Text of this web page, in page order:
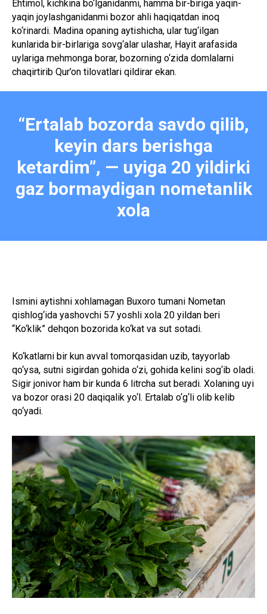
Ehtimol, kichkina bo‘lganidanmi, hamma bir-biriga yaqin-
yaqin joylashganidanmi bozor ahli haqiqatdan inoq
ko‘rinardi. Madina opaning aytishicha, ular tug‘ilgan
kunlarida bir-birlariga sovg‘alar ulashar, Hayit arafasida
uylariga mehmonga borar, bozorning o‘zida domlalarni
chaqirtirib Qur’on tilovatlari qildirar ekan.
“Ertalab bozorda savdo qilib,
keyin dars berishga
ketardim”, — uyiga 20 yildirki
gaz bormaydigan nometanlik
xola
Ismini aytishni xohlamagan Buxoro tumani Nometan
qishlog‘ida yashovchi 57 yoshli xola 20 yildan beri
“Ko‘klik” dehqon bozorida ko‘kat va sut sotadi.
Ko‘katlarni bir kun avval tomorqasidan uzib, tayyorlab
qo‘ysa, sutni sigirdan gohida o‘zi, gohida kelini sog‘ib oladi.
Sigir jonivor ham bir kunda 6 litrcha sut beradi. Xolaning uyi
va bozor orasi 20 daqiqalik yo‘l. Ertalab o‘g‘li olib kelib
qo‘yadi.